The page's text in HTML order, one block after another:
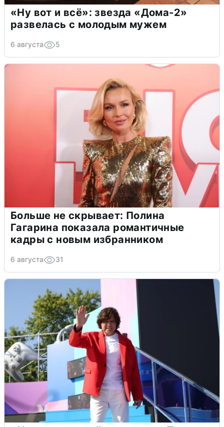
«Ну вот и всё»: звезда «Дома-2»
развелась с молодым мужем
6 августа 5
Больше не скрывает: Полина
Гагарина показала романтичные
кадры с новым избранником
6 августа 31